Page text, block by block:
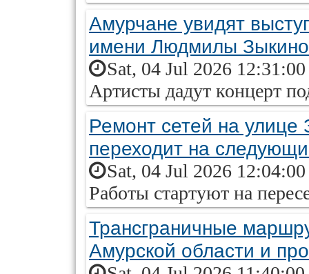
Амурчане увидят
имени Людмилы
Sat, 04 Jul 2026
Артисты дадут концерт
Ремонт сетей на улице
переходит на
Sat, 04 Jul 2026
Работы стартуют на
Трансграничные
Амурской области и